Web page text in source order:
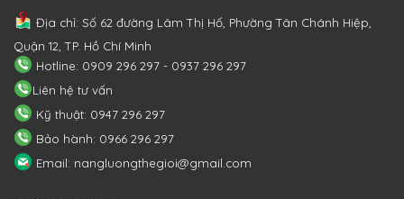
Địa chỉ: Số 62 đường Lâm Thị Hố, PhườngTân Chánh Hiệp,
Quận 12, TP. Hồ Chí Minh
Hotline: 0909 296 297 - 0937 296 297
Liên hệ tư vấn
Kỹ thuật: 0947 296 297
Bảo hành: 0966 296 297
Email: nangluongthegioi@gmail.com